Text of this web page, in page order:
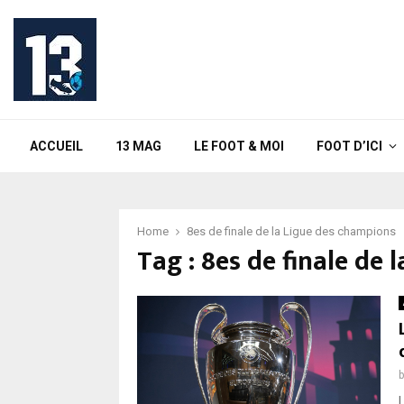
ACCUEIL 13 MAG LE FOOT & MOI FOOT D’ICI
Home 8es de finale de la Ligue des champions
Tag : 8es de finale de